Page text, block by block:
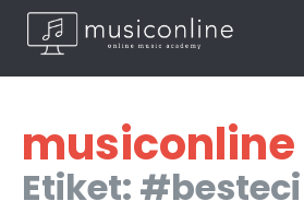
Etiket: #besteci